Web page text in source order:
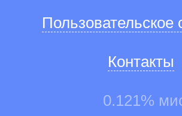
Пользовательское
Контакты
0.121%